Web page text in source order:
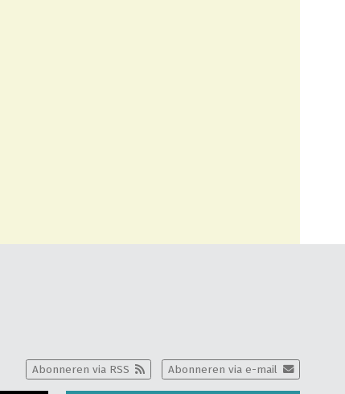
Abonneren via e-mail
Abonneren via RSS